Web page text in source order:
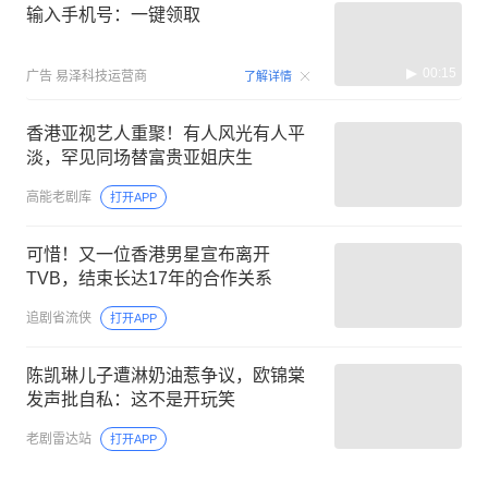
输入手机号：一键领取
广告 易泽科技运营商 了解详情 00:15
香港亚视艺人重聚！有人风光有人平
淡，罕见同场替富贵亚姐庆生
高能老剧库 打开APP
可惜！又一位香港男星宣布离开
TVB，结束长达17年的合作关系
追剧省流侠 打开APP
陈凯琳儿子遭淋奶油惹争议，欧锦棠
发声批自私：这不是开玩笑
老剧雷达站 打开APP